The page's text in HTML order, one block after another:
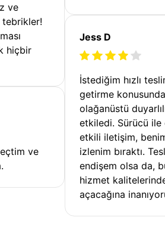
ve
tebrikler!
hiçbir
ve
Jess D
İstediğim hızlı
getirme
olağanüstü
etkiledi. Sürücü ile
etkili iletişim,
izlenim bıraktı.
endişem olsa da,
hizmet
açacağına